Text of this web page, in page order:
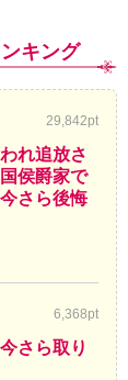
キング
29,842pt
れ追放さ
侯爵家で
さら後悔
6,368pt
さら取り